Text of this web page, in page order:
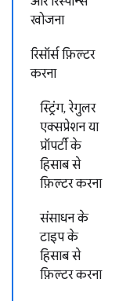
खोजना
रिसॉर्स फ़िल्टर
करना
स्ट्रिंग, रेगुलर
एक्सप्रेशन या
प्रॉपर्टी के
हिसाब से
फ़िल्टर करना
संसाधन के
टाइप के
हिसाब से
फ़िल्टर करना